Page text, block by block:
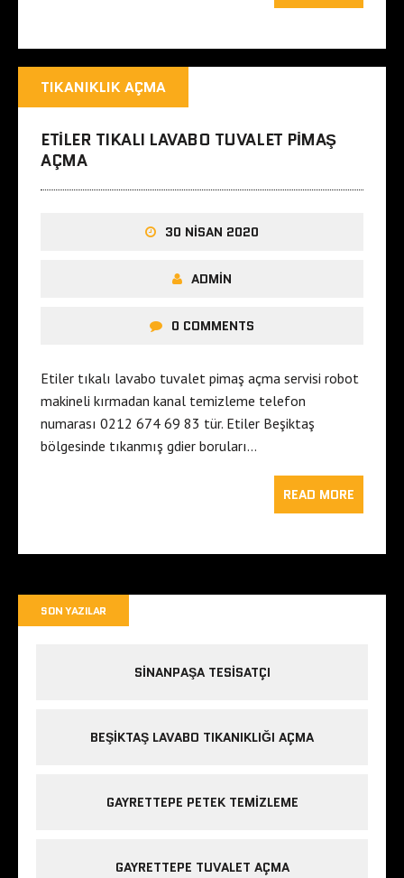
TIKANIKLIK AÇMA
ETILER TIKALI LAVABO TUVALET PIMAŞ
AÇMA
30 NISAN 2020
ADMIN
0 COMMENTS
Etiler tıkalı lavabo tuvalet pimaş açma servisi robot
makineli kırmadan kanal temizleme telefon
numarası 0212 674 69 83 tür. Etiler Beşiktaş
bölgesinde tıkanmış gdier boruları…
READ MORE
SON YAZILAR
SINANPAŞA TESISATÇI
BEŞIKTAŞ LAVABO TIKANIKLIĞI AÇMA
GAYRETTEPE PETEK TEMIZLEME
GAYRETTEPE TUVALET AÇMA